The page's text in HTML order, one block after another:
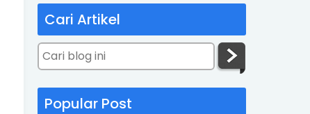
Cari Artikel
Popular Post